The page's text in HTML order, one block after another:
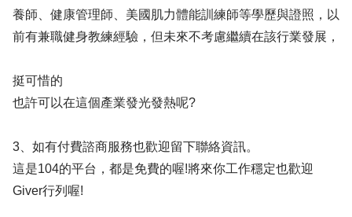
養師、健康管理師、美國肌力體能訓練師等學歷與證照，以
前有兼職健身教練經驗，但未來不考慮繼續在該行業發展，
挺可惜的
也許可以在這個產業發光發熱呢?
3、如有付費諮商服務也歡迎留下聯絡資訊。
這是104的平台，都是免費的喔!將來你工作穩定也歡迎
Giver行列喔!